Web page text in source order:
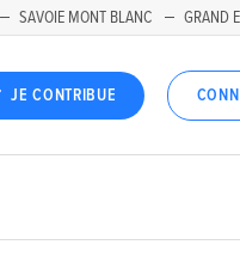
SAVOIE MONT BLANC GRAND
JE CONTRIBUE